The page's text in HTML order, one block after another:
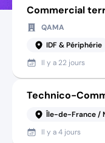
Commercial
QAMA
IDF & Périphérie
Il y a 22 jours
Technico-
Île-de-France /
Il y a4 jours